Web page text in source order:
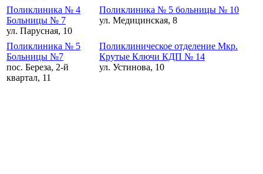
Поликлиника № 4
Больницы № 7
ул. Парусная, 10
Поликлиника № 5 больницы № 10
ул. Медицинская, 8
Поликлиника № 5
Больницы №7
пос. Береза, 2-й
квартал, 11
Поликлиническое отделение Мкр.
Крутые Ключи КДП № 14
ул. Устинова, 10